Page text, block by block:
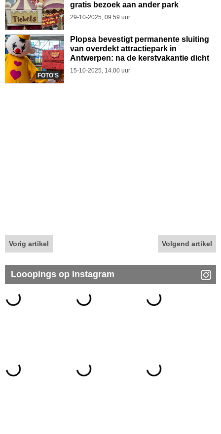
gratis bezoek aan ander park
29-10-2025, 09.59 uur
FOTO'S
Plopsa bevestigt permanente sluiting
van overdekt attractiepark in
Antwerpen: na de kerstvakantie dicht
15-10-2025, 14.00 uur
Vorig artikel Volgend artikel
Looopings op Instagram